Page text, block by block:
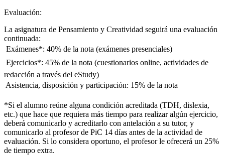
Evaluación:
La asignatura de Pensamiento y Creatividad seguirá una evaluación
continuada:
 Exámenes*: 40% de la nota (exámenes presenciales)
 Ejercicios*: 45% de la nota (cuestionarios online, actividades de
redacción a través del eStudy)
 Asistencia, disposición y participación: 15% de la nota
*Si el alumno reúne alguna condición acreditada (TDH, dislexia,
etc.) que hace que requiera más tiempo para realizar algún ejercicio,
deberá comunicarlo y acreditarlo con antelación a su tutor, y
comunicarlo al profesor de PiC 14 días antes de la actividad de
evaluación. Si lo considera oportuno, el profesor le ofrecerá un 25%
de tiempo extra.